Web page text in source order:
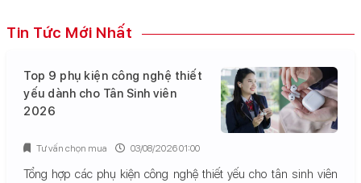
Tin Tức Mới Nhất
Top 9 phụ kiện công nghệ thiết
yếu dành cho Tân Sinh viên
2026
Tổng hợp các phụ kiện công nghệ thiết yếu cho tân sinh viên
Tư vấn chọn mua 03/08/2026 01:00